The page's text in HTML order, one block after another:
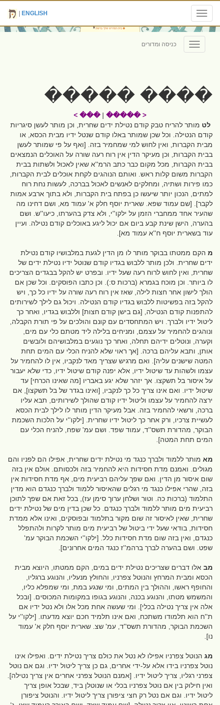
Toggle
navigation
ENGLISH
Toggle
navigation
כניסה ומדורים
���� �����
< �����
|
��� >
לט מותר להריח טבק קודם נטילת ידים שחרית, וכן מותר לעשן סיגריות
קודם הנטילה. וכל שכן שמותר באלו קודם שנטל ידיו מבית הכסא, או
מבית הקברות, ואין לחוש למי שמחמיר בזה. [ואף על פי שמותר לעשן
בבית הקברות, וכן מעיקר הדין אין רוח רעה שורה על האוכלים הנמצאים
בבית הקברות, מכל מקום כבר כתב הרמ''א שאין לאכול ולשתות בבית
הקברות משום קלות ראש. ואותם הנוהגים לקחת אוכלים לבית הקברות,
כמו פירות ושתיה, ומחלקים לאנשים לאכול בברכה, לעשות נחת רוח
למתים, הנכון יותר שיעשו כן בפתח בית הקברות, ולא בתוך ארבע אמות
לקבר]. [שם עמוד שפא. שארית יוסף חלק א' עמוד מא, ושם דחינו מה
שהעיר אחד ממחברי הזמן על ילקו''י, ולא צדק בהערתו, כיעו''ש. ושם
בהערה, הישן שינת קבע ביום אם יכול ליגע באוכלים קודם נטילה. ועיין
עוד בשארית יוסף ח''א עמוד מא].
מ הקם ממטתו בבוקר מותר לו מן הדין לגעת במלבושיו קודם נטילת
ידים שחרית. ולכן מותר ללבוש בגדיו קודם שנוטל ידיו נטילת ידים של
שחרית, ואין לחוש לרוח רעה שעל ידיו. ובפרט יש להקל בבגדים הצריכים
לו ביותר. וכן מוכח בגמרא (ברכות ס:). וכן כתבו הפוסקים. וכל שכן אם
הולך לישון אחר חצות לילה, שאז אין רוח רעה שורה על ידיו כל כך, ויש
להקל בזה בפשיטות ללבוש בגדיו קודם הנטילה. ויכול גם לילך לשירותים
להתפנות קודם הנטילה, [גם בישן קודם חצות] וללבוש בגדיו, ואחר כך
ליטול ידיו ולברך. ויש המתחסדים עם קונם והולכים על פי תורת הקבלה,
ונוהגים להחמיר על עצמם, ומניחים בלילה ליד מטתם כלי עם מים,
וקערה, ונוטלים ידיהם תחלה, ואחר כך נוגעים במלבושיהם ולובשים
אותן, ותבא עליהם ברכה. [אך ראוי שלא להניח הכלי עם המים תחת
המטה שישנים עליה]. ואם מרגיש שצריך מאד לנקביו, אין לו להחמיר על
עצמו ולשהות עד שיטול ידיו, אלא יפנה קודם שיטול ידיו, כדי שלא יעבור
על איסור בל תשקצו. אך יזהר שלא יגע באבריו [מה שאינו הכרחי] עד
שיטול ידיו. ואם אינו צריך כל כך לנקביו, [ואינו בגדר של בל תשקצו], אם
ירצה להחמיר על עצמו וליטול ידיו קודם שהולך לשירותים, תבא עליו
ברכה, ורשאי להחמיר בזה. אבל מעיקר הדין מותר לו לילך לבית הכסא
לעשיית צרכיו, ורק אחר כך ליטול ידיו שחרית. [ילקו''י על הלכות השכמת
הבוקר, מהדורת תשס''ד, עמוד שפד. ושם עמ' שפח, להניח הכלי עם
המים תחת המטה].
מא מותר ללמוד ולברך כנגד מי נטילת ידים שחרית, אפילו הם לפניו והם
מגולים. ואמנם מדת חסידות היא להחמיר בזה ולכסותם. אולם אין בזה
שום איסור מן הדין. ואם שפך עליהם רביעית מים, אף מדת חסידות אין
בזה, שהרי אפילו כנגד מי רגלים שהאיסור ללמוד ולברך כנגדם הוא מדין
התלמוד (ברכות כה. וטור ושלחן ערוך סימן עז), בכל זאת אם שפך לתוכן
רביעית מים מותר ללמוד ולברך כנגדם. כל שכן בדין מים של נטילת ידים
שחרית, שאין לאיסור זה שום מקור בתלמוד ובפוסקים, ואינו אלא ממדת
חסידות, בודאי שעל ידי ביטול של רביעית מים מותר לקרות ולהתפלל
כנגדם, ואין בזה שום מדת חסידות כלל. [ילקו''י השכמת הבוקר עמ'
שפט. ושם בהערה לברך ברהמ''ז כנגד המים אחרונים].
מב אלו דברים שצריכים נטילת ידים במים, הקם ממטתו, היוצא מבית
הכסא ומבית המרחץ והנוטל צפרניו, והחולץ מנעליו, והנוגע ברגליו,
והחופף ראשו, וההולך בין המתים, ומי שנגע במת, ומי שמפלא כליו,
והמשמש מטתו, והנוגע בכנה, והנוגע בגופו במקומות המכוסים. [ובכל
אלה אין צריך נטילה בכלי]. ומי שעשה אחת מכל אלו ולא נטל ידיו אם
ת''ח הוא תלמודו משתכח, ואם אינו תלמיד חכם יוצא מדעתו. [ילקו''י על
השכמת הבוקר, מהדורת תשס''ד, עמ' שצ. שארית יוסף חלק א' עמוד
נו].
מג הנוטל צפרניו אפילו לא נטל את כולם צריך נטילת ידים. ואפילו אינו
נוטל צפרניו בידו אלא על-ידי אחרים, גם כן צריך ליטול ידיו. וגם אם נוטל
צפרני רגליו, צריך ליטול ידיו. [אמנם הנוטל צפרני אחרים אין צריך נטילה].
ואין חילוק בין אם נוטל צפרניו בכלי או שנוטלן ביד, שבכל אופן צריך
ליטול ידיו. וגם אם נטל רק חצי ציפורן צריך ליטול ידיו. והנוטל ציפורן